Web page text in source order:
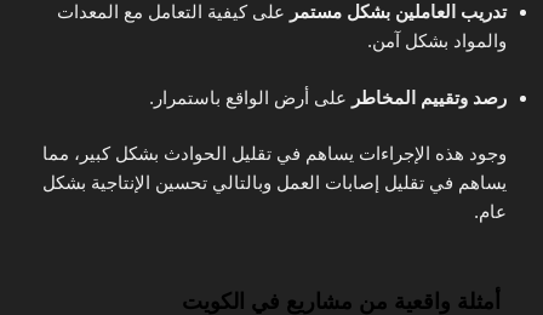
تدريب العاملين بشكل مستمر على كيفية التعامل مع المعدات
والمواد بشكل آمن.
رصد وتقييم المخاطر على أرض الواقع باستمرار.
وجود هذه الإجراءات يساهم في تقليل الحوادث بشكل كبير، مما
يساهم في تقليل إصابات العمل وبالتالي تحسين الإنتاجية بشكل
عام.
أمثلة واقعية من مشاريع في الكويت